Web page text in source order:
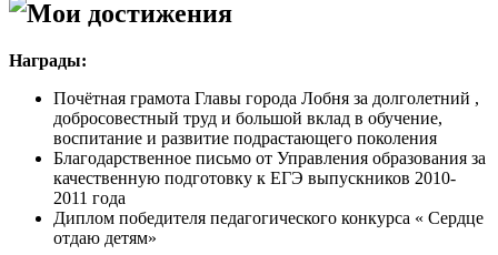
Мои достижения
Награды:
Почётная грамота Главы города Лобня за долголетний ,
добросовестный труд и большой вклад в обучение,
воспитание и развитие подрастающего поколения
Благодарственное письмо от Управления образования за
качественную подготовку к ЕГЭ выпускников 2010-
2011 года
Диплом победителя педагогического конкурса « Сердце
отдаю детям»